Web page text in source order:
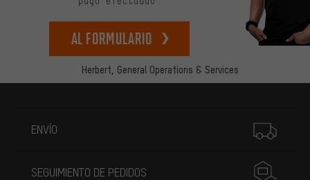
Herbert, General Operations & Services
Al formulario
ENVÍO
SEGUIMIENTO DE PEDIDOS